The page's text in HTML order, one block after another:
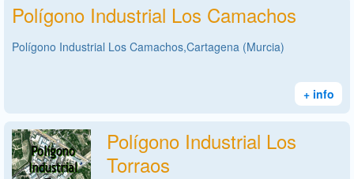
Polígono Industrial Los Camachos
Polígono Industrial Los Camachos,Cartagena (Murcia)
+ info
Polígono Industrial Los
Torraos